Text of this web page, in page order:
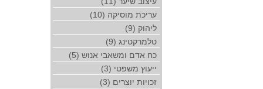
עריכת מוסיקה (10)
ליהוק (9)
טלמרקטינג (9)
כח אדם ומשאבי אנוש (5)
ייעוץ משפטי (3)
זכויות יוצרים (3)